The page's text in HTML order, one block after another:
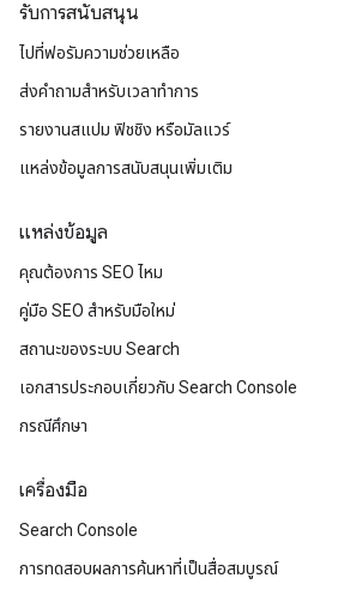
รับการสนับสนุน
ไปที่ฟอรัมความช่วยเหลือ
ส่งคำถามสำหรับเวลาทำการ
รายงานสแปม ฟิชชิง หรือมัลแวร์
แหล่งข้อมูลการสนับสนุนเพิ่มเติม
แหล่งข้อมูล
คุณต้องการ SEO ไหม
คู่มือ SEO สำหรับมือใหม่
สถานะของระบบ Search
เอกสารประกอบเกี่ยวกับ Search Console
กรณีศึกษา
เครื่องมือ
Search Console
การทดสอบผลการค้นหาที่เป็นสื่อสมบูรณ์